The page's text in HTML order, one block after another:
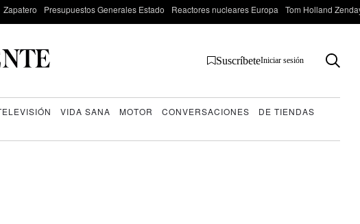
Zapatero Presupuestos Generales Estado Reactores nucleares Europa Tom Holland
SuscríbeteIniciar sesión
VIDA SANA MOTOR CONVERSACIONES
DE TIENDAS